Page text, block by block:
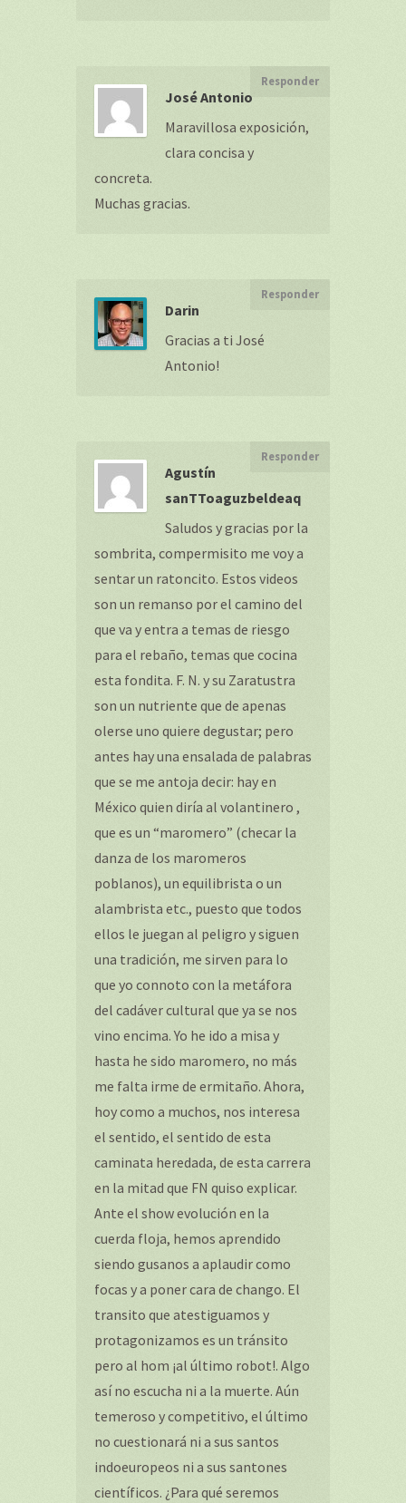
José Antonio
Responder
Maravillosa exposición,
clara concisa y
concreta.
Muchas gracias.
Darin
Responder
Gracias a ti José
Antonio!
Agustín
sanTToaguzbeldeaq
Responder
Saludos y gracias por la
sombrita, compermisito me voy a
sentar un ratoncito. Estos videos
son un remanso por el camino del
que va y entra a temas de riesgo
para el rebaño, temas que cocina
esta fondita. F. N. y su Zaratustra
son un nutriente que de apenas
olerse uno quiere degustar; pero
antes hay una ensalada de palabras
que se me antoja decir: hay en
México quien diría al volantinero ,
que es un “maromero” (checar la
danza de los maromeros
poblanos), un equilibrista o un
alambrista etc., puesto que todos
ellos le juegan al peligro y siguen
una tradición, me sirven para lo
que yo connoto con la metáfora
del cadáver cultural que ya se nos
vino encima. Yo he ido a misa y
hasta he sido maromero, no más
me falta irme de ermitaño. Ahora,
hoy como a muchos, nos interesa
el sentido, el sentido de esta
caminata heredada, de esta carrera
en la mitad que FN quiso explicar.
Ante el show evolución en la
cuerda floja, hemos aprendido
siendo gusanos a aplaudir como
focas y a poner cara de chango. El
transito que atestiguamos y
protagonizamos es un tránsito
pero al hom ¡al último robot!. Algo
así no escucha ni a la muerte. Aún
temeroso y competitivo, el último
no cuestionará ni a sus santos
indoeuropeos ni a sus santones
científicos. ¿Para qué seremos